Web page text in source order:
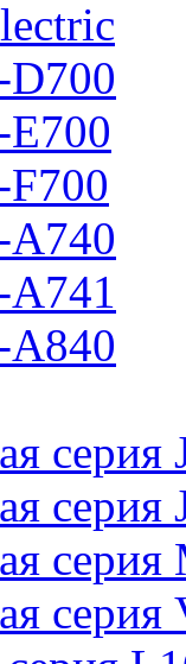
А740
А741
А840
серия
серия
серия
серия